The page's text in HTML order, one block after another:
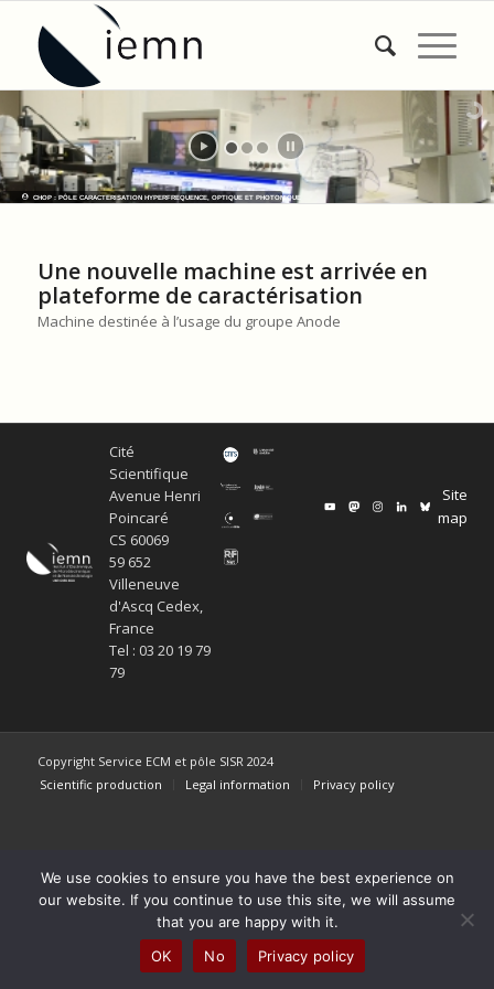
CHOP : PÔLE CARACTERISATION HYPERFREQUENCE, OPTIQUE ET PHOTONIQUE
Une nouvelle machine est arrivée en
plateforme de caractérisation
Machine destinée à l’usage du groupe Anode
Cité
Scientifique
Avenue Henri
Poincaré
CS 60069
59 652
Villeneuve
d'Ascq Cedex,
France
Tel : 03 20 19 79
79
Site
map
Copyright Service ECM et pôle SISR 2024
Scientific production
Legal information Privacy policy
We use cookies to ensure you have the best experience on
our website. If you continue to use this site, we will assume
that you are happy with it.
OK
No Privacy policy